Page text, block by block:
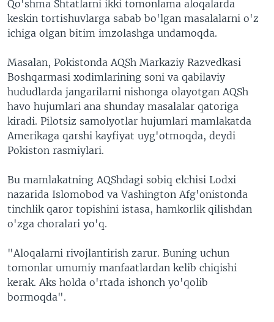
Qo'shma Shtatlarni ikki tomonlama aloqalarda
keskin tortishuvlarga sabab bo'lgan masalalarni o'z
ichiga olgan bitim imzolashga undamoqda.
Masalan, Pokistonda AQSh Markaziy Razvedkasi
Boshqarmasi xodimlarining soni va qabilaviy
hududlarda jangarilarni nishonga olayotgan AQSh
havo hujumlari ana shunday masalalar qatoriga
kiradi. Pilotsiz samolyotlar hujumlari mamlakatda
Amerikaga qarshi kayfiyat uyg'otmoqda, deydi
Pokiston rasmiylari.
Bu mamlakatning AQShdagi sobiq elchisi Lodxi
nazarida Islomobod va Vashington Afg'onistonda
tinchlik qaror topishini istasa, hamkorlik qilishdan
o'zga choralari yo'q.
"Aloqalarni rivojlantirish zarur. Buning uchun
tomonlar umumiy manfaatlardan kelib chiqishi
kerak. Aks holda o'rtada ishonch yo'qolib
bormoqda".